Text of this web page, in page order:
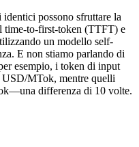
possono sfruttare la
time-to-first-token (TTFT) e
un modello self-
E non stiamo parlando di
esempio, i token di input
USD/MTok, mentre quelli
—una differenza di 10 volte.